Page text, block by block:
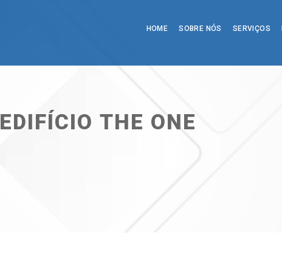
HOME SOBRE NÓS SERVIÇOS
EDIFÍCIO THE ONE